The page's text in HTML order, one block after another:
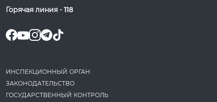
Горячая линия - 118
ИНСПЕКЦИОННЫЙ ОРГАН
ЗАКОНОДАТЕ­ЛЬСТВО
ГОСУДАРСТВЕННЫЙ КОНТРОЛЬ